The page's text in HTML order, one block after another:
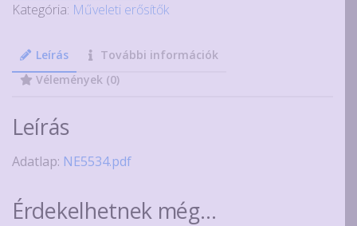
Kategória: Műveleti erősítők
Leírás
További információk
Vélemények (0)
Leírás
Adatlap: NE5534.pdf
Érdekelhetnek még…